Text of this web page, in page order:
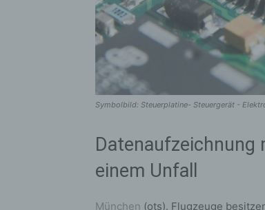
Symbolbild: Steuerplatine- Steuergerät -
Datenaufzeichnung
einem Unfall
München (ots). Flugzeuge